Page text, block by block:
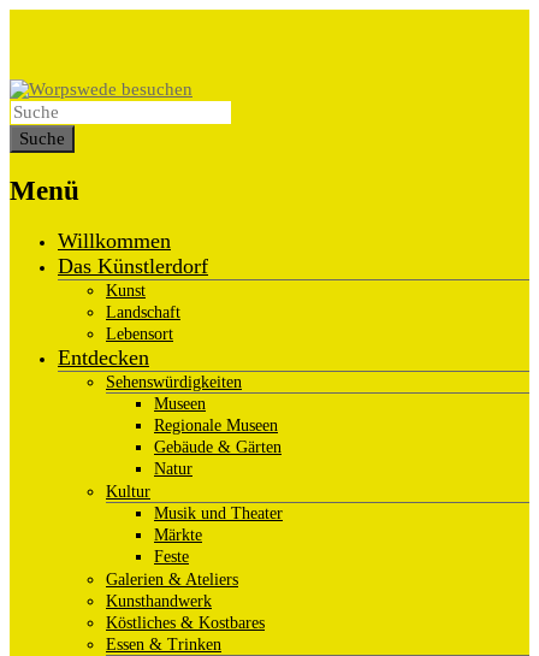
Menü
Willkommen
Das Künstlerdorf
Kunst
Landschaft
Lebensort
Entdecken
Sehenswürdigkeiten
Museen
Regionale Museen
Gebäude & Gärten
Natur
Kultur
Musik und Theater
Märkte
Feste
Galerien & Ateliers
Kunsthandwerk
Köstliches & Kostbares
Essen & Trinken